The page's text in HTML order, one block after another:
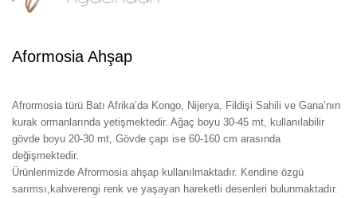
Aformosia Ahşap
Afrormosia türü Batı Afrika’da Kongo, Nijerya, Fildişi Sahili ve Gana’nın
kurak ormanlarında yetişmektedir. Ağaç boyu 30-45 mt, kullanılabilir
gövde boyu 20-30 mt, Gövde çapı ise 60-160 cm arasında
değişmektedir.
Ürünlerimizde Afrormosia ahşap kullanılmaktadır. Kendine özgü
sarımsı,kahverengi renk ve yaşayan hareketli desenleri bulunmaktadır.